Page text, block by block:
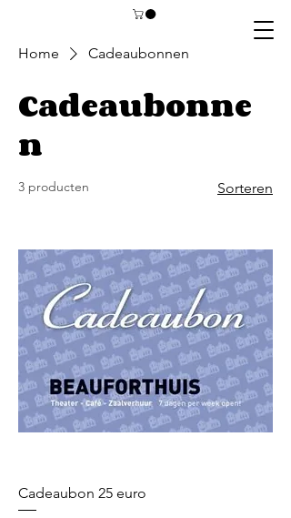
Home Cadeaubonnen
Cadeaubonne
n
3 producten Sorteren
Cadeaubon 25 euro